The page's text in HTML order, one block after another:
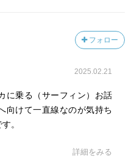
フォロー
2025.02.21
に乗る（サーフィン）お話
向けて一直線なのが気持ち
。
詳細をみる